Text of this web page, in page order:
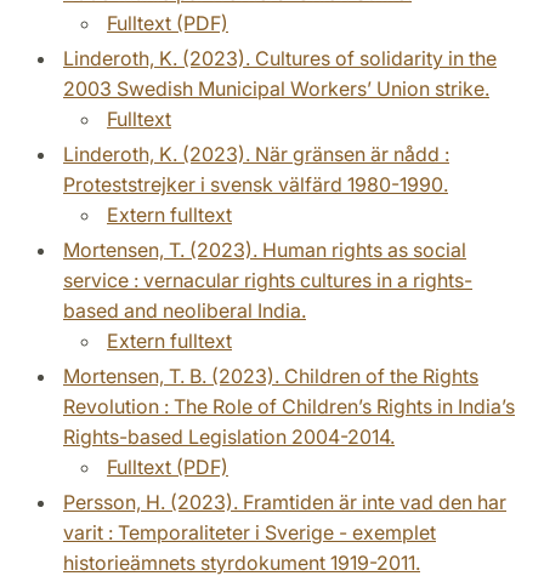
Fulltext (PDF)
Linderoth, K. (2023). Cultures of solidarity in the
2003 Swedish Municipal Workers’ Union strike.
Fulltext
Linderoth, K. (2023). När gränsen är nådd :
Proteststrejker i svensk välfärd 1980-1990.
Extern fulltext
Mortensen, T. (2023). Human rights as social
service : vernacular rights cultures in a rights-
based and neoliberal India.
Extern fulltext
Mortensen, T. B. (2023). Children of the Rights
Revolution : The Role of Children’s Rights in India’s
Rights-based Legislation 2004-2014.
Fulltext (PDF)
Persson, H. (2023). Framtiden är inte vad den har
varit : Temporaliteter i Sverige - exemplet
historieämnets styrdokument 1919-2011.